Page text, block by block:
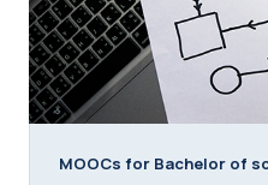
MOOCs for Bachelor of